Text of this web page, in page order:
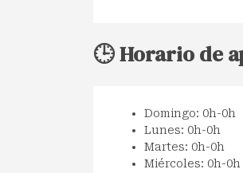
🕒 Horario de
Domingo: 0h-0h
Lunes: 0h-0h
Martes: 0h-0h
Miércoles: 0h-0h